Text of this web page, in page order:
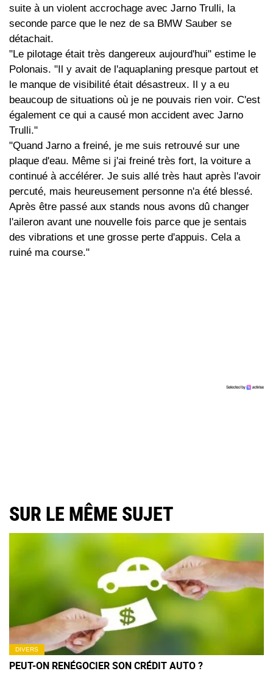
suite à un violent accrochage avec Jarno Trulli, la
seconde parce que le nez de sa BMW Sauber se
détachait.
"Le pilotage était très dangereux aujourd'hui" estime le
Polonais. "Il y avait de l'aquaplaning presque partout et
le manque de visibilité était désastreux. Il y a eu
beaucoup de situations où je ne pouvais rien voir. C'est
également ce qui a causé mon accident avec Jarno
Trulli."
"Quand Jarno a freiné, je me suis retrouvé sur une
plaque d'eau. Même si j'ai freiné très fort, la voiture a
continué à accélérer. Je suis allé très haut après l'avoir
percuté, mais heureusement personne n'a été blessé.
Après être passé aux stands nous avons dû changer
l'aileron avant une nouvelle fois parce que je sentais
des vibrations et une grosse perte d'appuis. Cela a
ruiné ma course."
SUR LE MÊME SUJET
DIVERS
PEUT-ON RENÉGOCIER SON CRÉDIT AUTO ?